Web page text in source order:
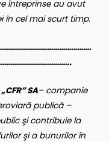
întreprinse au avut
în cel mai scurt timp.
SA– companie
publică –
şi contribuie la
şi a bunurilor în